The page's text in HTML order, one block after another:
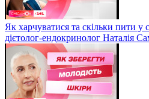
Як харчуватися та скільки пити у
дієтолог-ендокринолог Наталія